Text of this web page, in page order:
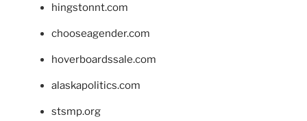
hingstonnt.com
chooseagender.com
hoverboardssale.com
alaskapolitics.com
stsmp.org